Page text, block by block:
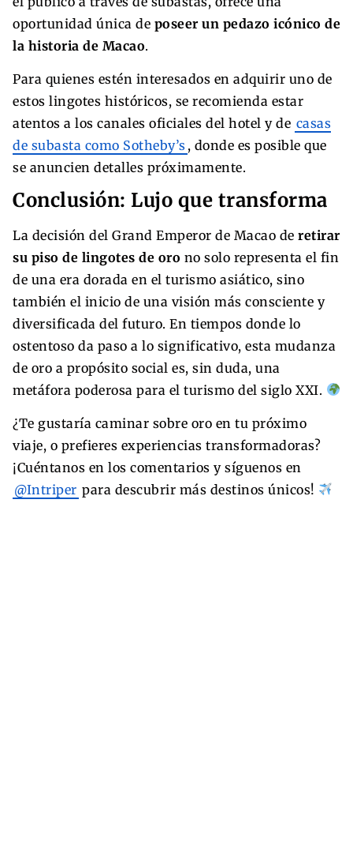
oportunidad única de poseer un pedazo icónico de
la historia de Macao.
Para quienes estén interesados en adquirir uno de
estos lingotes históricos, se recomienda estar
atentos a los canales oficiales del hotel y de casas
de subasta como Sotheby’s , donde es posible que
se anuncien detalles próximamente.
Conclusión: Lujo que transforma
La decisión del Grand Emperor de Macao de retirar
su piso de lingotes de oro no solo representa el fin
de una era dorada en el turismo asiático, sino
también el inicio de una visión más consciente y
diversificada del futuro. En tiempos donde lo
ostentoso da paso a lo significativo, esta mudanza
de oro a propósito social es, sin duda, una
metáfora poderosa para el turismo del siglo XXI.
¿Te gustaría caminar sobre oro en tu próximo
viaje, o prefieres experiencias transformadoras?
¡Cuéntanos en los comentarios y síguenos en
@Intriper para descubrir más destinos únicos!